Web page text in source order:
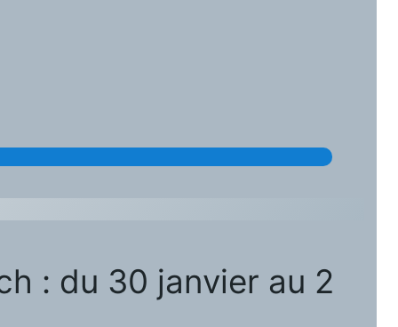
: du 30 janvier au 2